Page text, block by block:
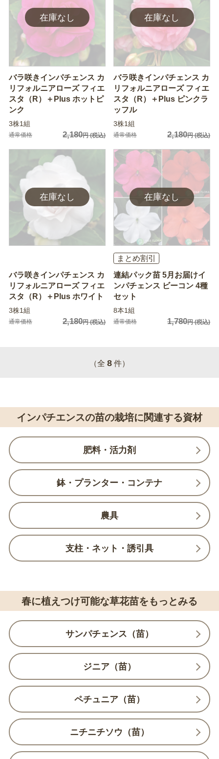
バラ咲きインパチェンス カ
リフォルニアローズ フィエ
スタ（R）＋Plus ホットピ
ンク
3株1組
通常価格 2,180円(税込)
バラ咲きインパチェンス カ
リフォルニアローズ フィエ
スタ（R）＋Plus ピンクラ
ッフル
3株1組
通常価格 2,180円(税込)
バラ咲きインパチェンス カ
リフォルニアローズ フィエ
スタ（R）＋Plus ホワイト
3株1組
通常価格 2,180円(税込)
まとめ割引
連結パック苗 5月お届けイ
ンパチェンス ビーコン 4種
セット
8本1組
通常価格 1,780円(税込)
（全 8 件）
インパチエンスの苗の栽培に関連する資材
肥料・活力剤
鉢・プランター・コンテナ
農具
支柱・ネット・誘引具
春に植えつけ可能な草花苗をもっとみる
サンパチェンス（苗）
ジニア（苗）
ペチュニア（苗）
ニチニチソウ（苗）